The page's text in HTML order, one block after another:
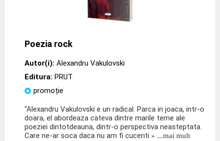
Poezia rock
Autor(i): Alexandru Vakulovski
Editura: PRUT
promoție
"Alexandru Vakulovski e un radical. Parca in joaca, intr-o
doara, el abordeaza cateva dintre marile teme ale
poeziei dintotdeauna, dintr-o perspectiva neasteptata.
Care ne-ar soca daca nu am fi cuceriti » ...mai mult